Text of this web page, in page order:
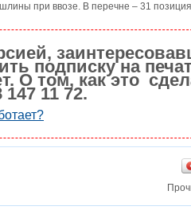
при ввозе. В перечне – 31
подписку на
О том, как это
11 72.